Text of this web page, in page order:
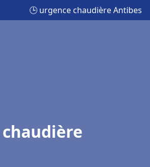
🕒 urgence chaudière Antibes